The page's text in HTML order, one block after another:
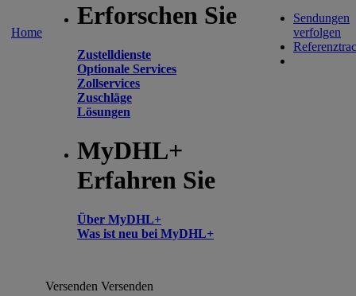
Home
Erforschen Sie
Zustelldienste
Optionale Services
Zollservices
Zuschläge
Lösungen
MyDHL+
Erfahren Sie
Über MyDHL+
Was ist neu bei MyDHL+
Sendungen
verfolgen
Versenden Versenden